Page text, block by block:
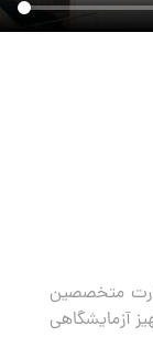
متخصصین
و تجهیز آزمایشگاهی